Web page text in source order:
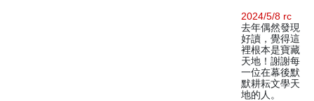
2024/5/8 rc
去年偶然發現
好讀，覺得這
裡根本是寶藏
天地！謝謝每
一位在幕後默
默耕耘文學天
地的人。